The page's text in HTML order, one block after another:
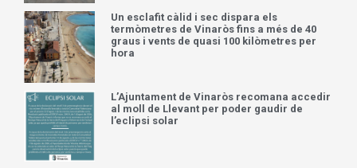
Un esclafit càlid i sec dispara els
termòmetres de Vinaròs fins a més de 40
graus i vents de quasi 100 kilòmetres per
hora
L’Ajuntament de Vinaròs recomana accedir
al moll de Llevant per poder gaudir de
l’eclipsi solar